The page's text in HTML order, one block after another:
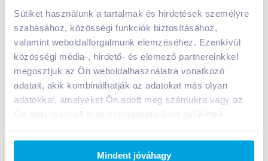
Sütiket használunk a tartalmak és hirdetések személyre
szabásához, közösségi funkciók biztosításához,
valamint weboldalforgalmunk elemzéséhez. Ezenkívül
közösségi média-, hirdető- és elemező partnereinkkel
megosztjuk az Ön weboldalhasználatra vonatkozó
adatait, akik kombinálhatják az adatokat más olyan
adatokkal, amelyeket Ön adott meg számukra vagy az
Mindent jóváhagy
Nettó eladási ár: 787Ft /db(27% áfa)
KosárbaKosárba
1 karton = 25 db
+1 karton a kosárba
Bevásárlólistához adom